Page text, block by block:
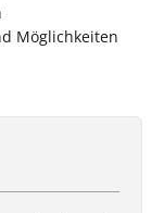
Möglichkeiten